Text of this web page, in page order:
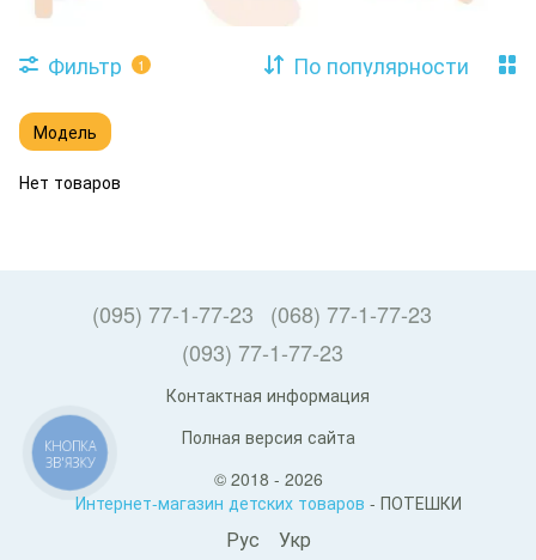
Фильтр 1 По популярности
Модель
Нет товаров
(095) 77-1-77-23
(068) 77-1-77-23
(093) 77-1-77-23
Контактная информация
Полная версия сайта
© 2018 - 2026
Интернет-магазин детских товаров - ПОТЕШКИ
Рус Укр
КНОПКА
ЗВ'ЯЗКУ